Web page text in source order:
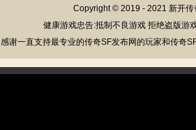
Copyright © 2019 - 2021 新开传
健康游戏忠告:抵制不良游戏 拒绝盗版游
感谢一直支持最专业的传奇SF发布网的玩家和传奇